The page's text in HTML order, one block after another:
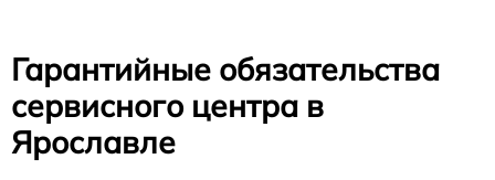
Гарантийные обязательства
сервисного центра в
Ярославле